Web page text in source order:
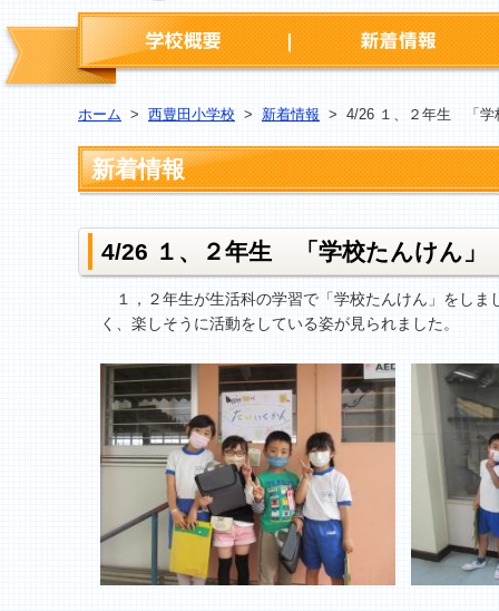
学校概要
ホーム > 西豊田小学校 > 新着情報 > 4/26 １、２年生 「学
新着情報
4/26 １、２年生 「学校たんけん」
１，２年生が生活科の学習で「学校たんけん」をしま
く、楽しそうに活動をしている姿が見られました。